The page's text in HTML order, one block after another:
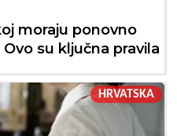
moraju ponovno
su ključna pravila
HRVATSKA